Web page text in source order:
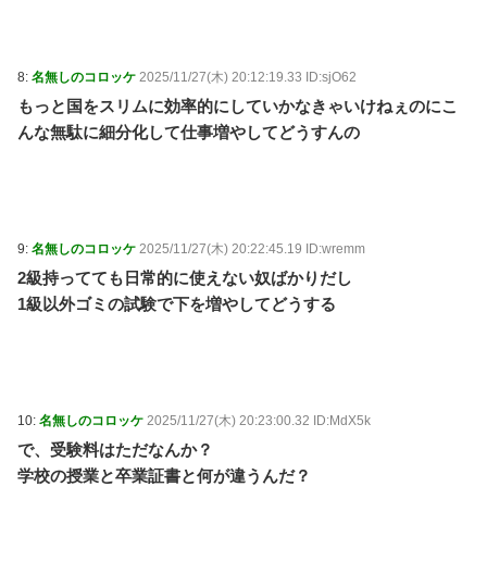
8: 名無しのコロッケ 2025/11/27(木) 20:12:19.33 ID:sjO62
もっと国をスリムに効率的にしていかなきゃいけねぇのにこ
んな無駄に細分化して仕事増やしてどうすんの
9: 名無しのコロッケ 2025/11/27(木) 20:22:45.19 ID:wremm
2級持ってても日常的に使えない奴ばかりだし
1級以外ゴミの試験で下を増やしてどうする
10: 名無しのコロッケ 2025/11/27(木) 20:23:00.32 ID:MdX5k
で、受験料はただなんか？
学校の授業と卒業証書と何が違うんだ？